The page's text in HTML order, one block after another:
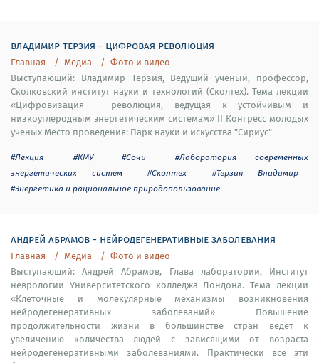
владимир терзия - цифровая революция
Главная Медиа
Фото и видео
Выступающий: Владимир Терзия, Ведущий ученый, профессор,
Сколковский институт науки и технологий (Сколтех). Тема лекции
«Цифровизация – революция, ведущая к устойчивым и
низкоуглеродным энергетическим системам» II Конгресс молодых
ученых Место проведения: Парк науки и искусства "Сириус"
#Лекция #КМУ #Сочи
#Лаборатория современных
энергетических систем
#Сколтех
#Терзия Владимир
#Энергетика и рациональное природопользование
андрей абрамов - нейродегенеративные заболевания
Главная Медиа
Фото и видео
Выступающий: Андрей Абрамов, Глава лаборатории, Институт
неврологии Университетского колледжа Лондона. Тема лекции
«Клеточные и молекулярные механизмы возникновения
нейродегенеративных заболеваний» Повышение
продолжительности жизни в большинстве стран ведет к
увеличению количества людей с зависящими от возраста
нейродегенеративными заболеваниями. Практически все эти